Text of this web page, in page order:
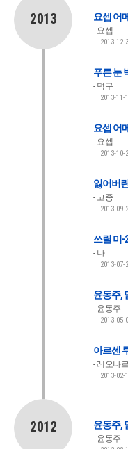
2013 요셉 어
요셉
2013-12-
푸른 눈
덕구
2013-11-
요셉 어
요셉
2013-10-
잃어버
고종
2013-09-
쓰릴 미-
나
2013-07-
윤동주,
윤동주
2013-05-
아르센
레오나
2013-02-
2012 윤동주,
윤동주